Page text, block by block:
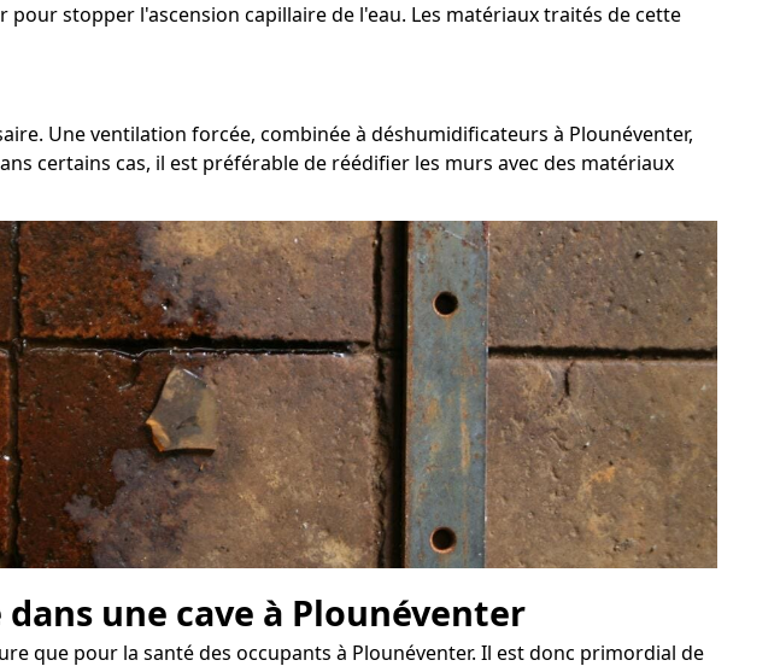
stopper l'ascension capillaire de l'eau. Les matériaux traités de cette
Une ventilation forcée, combinée à déshumidificateurs à Plounéventer,
certains cas, il est préférable de réédifier les murs avec des matériaux
une cave à Plounéventer
que pour la santé des occupants à Plounéventer. Il est donc primordial de